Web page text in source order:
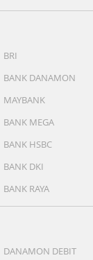
BRI
BANK DANAMON
MAYBANK
BANK MEGA
BANK HSBC
BANK DKI
BANK RAYA
DANAMON DEBIT